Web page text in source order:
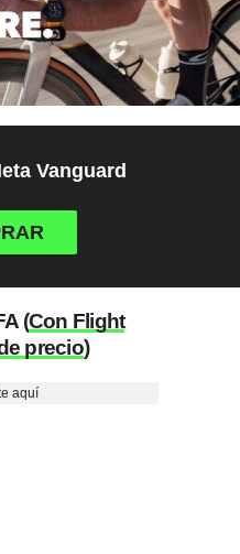
Vanguard
(Con Flight
precio)
aquí